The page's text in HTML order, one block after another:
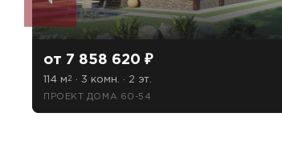
от 7 858 620 ₽
114 м 2 · 3 комн. · 2 эт.
ПРОЕКТ ДОМА 60-54